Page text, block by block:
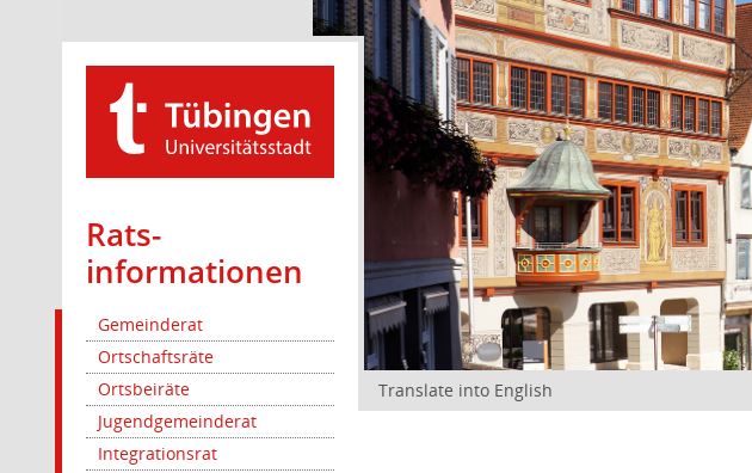
Rats­
informationen
Gemeinderat
Ortschaftsräte
Ortsbeiräte
Jugendgemeinderat
Integrationsrat
Translate into English